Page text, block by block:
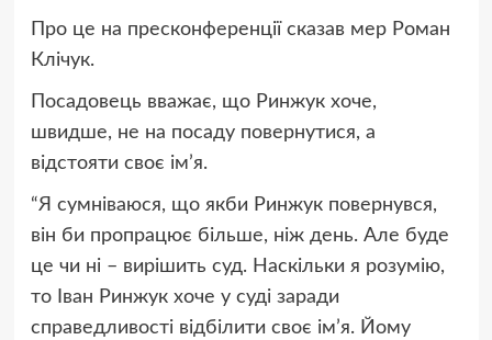
Про це на пресконференції сказав мер Роман
Клічук.
Посадовець вважає, що Ринжук хоче,
швидше, не на посаду повернутися, а
відстояти своє ім’я.
“Я сумніваюся, що якби Ринжук повернувся,
він би пропрацює більше, ніж день. Але буде
це чи ні – вирішить суд. Наскільки я розумію,
то Іван Ринжук хоче у суді заради
справедливості відбілити своє ім’я. Йому